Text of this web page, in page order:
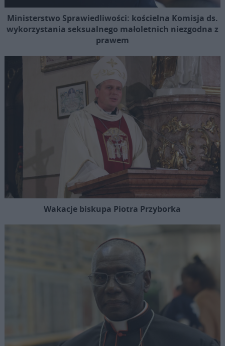
Ministerstwo Sprawiedliwości: kościelna Komisja ds.
wykorzystania seksualnego małoletnich niezgodna z
prawem
Wakacje biskupa Piotra Przyborka